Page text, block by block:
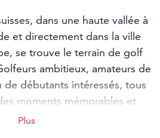
dans une haute vallée à
et directement dans la ville
se trouve le terrain de golf
ambitieux, amateurs de
débutants intéressés, tous
moments mémorables et
sur les montagnes grisonnes.
Plus